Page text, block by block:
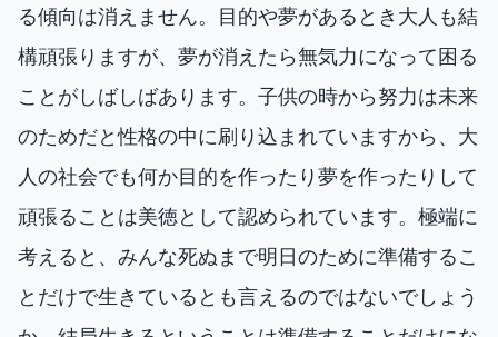
る傾向は消えません。目的や夢があるとき大人も結
構頑張りますが、夢が消えたら無気力になって困る
ことがしばしばあります。子供の時から努力は未来
のためだと性格の中に刷り込まれていますから、大
人の社会でも何か目的を作ったり夢を作ったりして
頑張ることは美徳として認められています。極端に
考えると、みんな死ぬまで明日のために準備するこ
とだけで生きているとも言えるのではないでしょう